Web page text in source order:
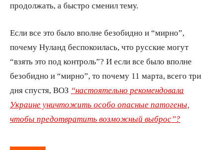
продолжать, а быстро сменил тему.
Если все это было вполне безобидно и “мирно”,
почему Нуланд беспокоилась, что русские могут
“взять это под контроль”? И если все было вполне
безобидно и “мирно”, то почему 11 марта, всего три
дня спустя, ВОЗ “настоятельно рекомендовала
Украине уничтожить особо опасные патогены,
чтобы предотвратить возможный выброс”?